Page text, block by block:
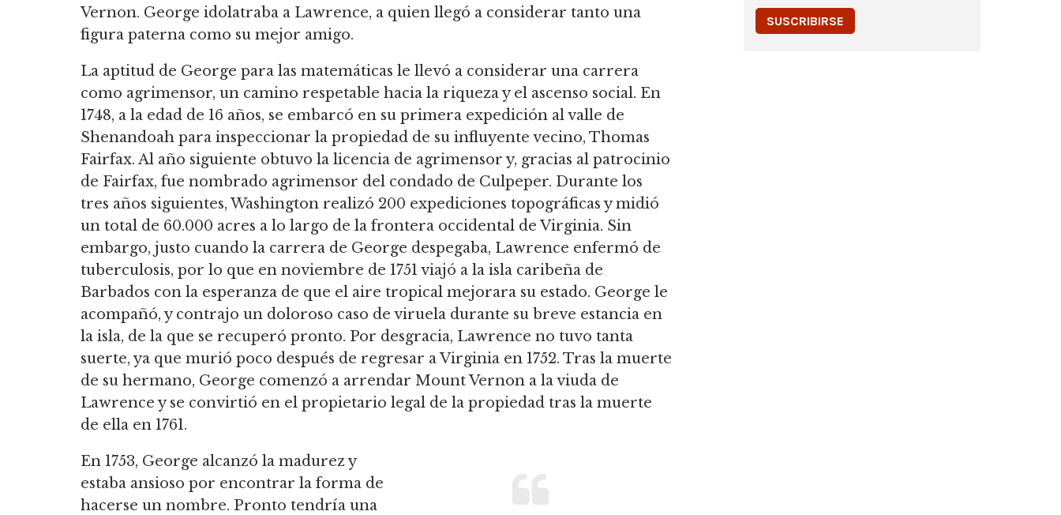
Vernon. George idolatraba a Lawrence, a quien llegó a considerar tanto una
figura paterna como su mejor amigo.
La aptitud de George para las matemáticas le llevó a considerar una carrera
como agrimensor, un camino respetable hacia la riqueza y el ascenso social. En
1748, a la edad de 16 años, se embarcó en su primera expedición al valle de
Shenandoah para inspeccionar la propiedad de su influyente vecino, Thomas
Fairfax. Al año siguiente obtuvo la licencia de agrimensor y, gracias al patrocinio
de Fairfax, fue nombrado agrimensor del condado de Culpeper. Durante los
tres años siguientes, Washington realizó 200 expediciones topográficas y midió
un total de 60.000 acres a lo largo de la frontera occidental de Virginia. Sin
embargo, justo cuando la carrera de George despegaba, Lawrence enfermó de
tuberculosis, por lo que en noviembre de 1751 viajó a la isla caribeña de
Barbados con la esperanza de que el aire tropical mejorara su estado. George le
acompañó, y contrajo un doloroso caso de viruela durante su breve estancia en
la isla, de la que se recuperó pronto. Por desgracia, Lawrence no tuvo tanta
suerte, ya que murió poco después de regresar a Virginia en 1752. Tras la muerte
de su hermano, George comenzó a arrendar Mount Vernon a la viuda de
Lawrence y se convirtió en el propietario legal de la propiedad tras la muerte
de ella en 1761.
En 1753, George alcanzó la madurez y
estaba ansioso por encontrar la forma de
hacerse un nombre. Pronto tendría una